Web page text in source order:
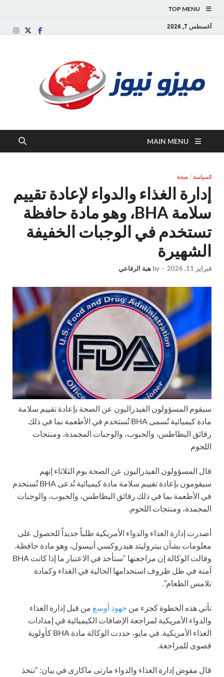
TOP MENU
أغسطس 7, 2026
MAIN MENU
السياسة / صحة
إدارة الغذاء والدواء لإعادة تقييم
سلامة BHA، وهو مادة حافظة
تستخدم في الوجبات الخفيفة
الشهيرة
فبراير 11, 2026 -
by هبة الرفاعي
سيقوم المسؤولون الفيدراليون عن الصحة بإعادة تقييم سلامة
مادة كيميائية تُسمى BHA تُستخدم في الأطعمة بما في ذلك
رقائق البطاطس، والحبوب، والوجبات المجمدة، ومنتجات
اللحوم
قال المسؤولون الفيدراليون عن الصحة يوم الثلاثاء إنهم
سيقومون بإعادة تقييم سلامة مادة كيميائية تُدعى BHA تُستخدم
في الأطعمة بما في ذلك رقائق البطاطس، والحبوب، والوجبات
المجمدة، ومنتجات اللحوم.
أصدرت إدارة الغذاء والدواء الأمريكية طلباً جديداً للحصول على
معلومات بشأن بيتروليتد هيدروكسي أنيسول، وهو مادة حافظة.
وقالت الوكالة إن مراجعتها “ستأخذ في الاعتبار ما إذا كانت BHA
آمنة في ظل ظروف استخدامها الحالية في الغذاء وكمادة
تلامس الطعام”.
تأتي هذه الخطوة كجزء من جهود أوسع من قبل إدارة الغذاء
والدواء الأمريكية لمراجعة الإضافات الكيميائية في إمدادات
الغذاء الأمريكية. في مايو، حددت الوكالة مادة BHA كأولوية
قصوى للمراجعة.
قال مفوض إدارة الغذاء والدواء مارتى ماكارى في بيان: “نتخذ